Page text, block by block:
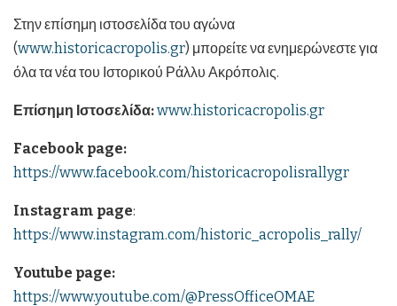
Στην επίσημη ιστοσελίδα του αγώνα
(www.historicacropolis.gr) μπορείτε να ενημερώνεστε για
όλα τα νέα του Ιστορικού Ράλλυ Ακρόπολις.
Επίσημη Ιστοσελίδα:www.historicacropolis.gr
Facebook page:
https://www.facebook.com/historicacropolisrallygr
Instagram page:
https://www.instagram.com/historic_acropolis_rally/
Youtube page:
https://www.youtube.com/@PressOfficeOMAE